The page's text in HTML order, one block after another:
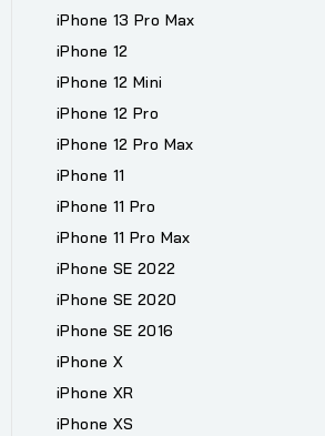
iPhone 13 Pro Max
iPhone 12
iPhone 12 Mini
iPhone 12 Pro
iPhone 12 Pro Max
iPhone 11
iPhone 11 Pro
iPhone 11 Pro Max
iPhone SE 2022
iPhone SE 2020
iPhone SE 2016
iPhone X
iPhone XR
iPhone XS